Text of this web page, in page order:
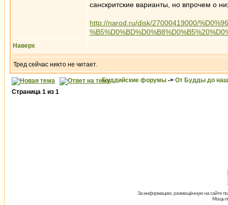
санскритские варианты, но впрочем о
http://narod.ru/disk/27000419000/
Наверх
Тред сейчас никто не читает.
Буддийские форумы -> От Будды до
Страница 1 из 1
За информацию, размещённую на сайте
Мощь